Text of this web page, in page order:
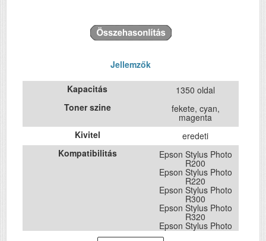
Jellemzők
Kapacitás
1350 oldal
Toner szine
fekete, cyan,
magenta
Kivitel
eredeti
Kompatibilitás
Epson Stylus Photo
R200
Epson Stylus Photo
R220
Epson Stylus Photo
R300
Epson Stylus Photo
R320
Epson Stylus Photo
R340